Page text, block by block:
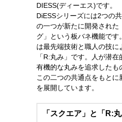
DIESS(ディーエス)です。
DiESSシリーズには2つの
の一つが新たに開発された
グ」という板バネ機能です
は最先端技術と職人の技に
「R:丸み」です。人が潜
有機的な丸みを追求したも
この二つの共通点をもとに
を展開しています。
「スクエア」と「R:丸